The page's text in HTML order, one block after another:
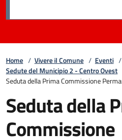
Home / Vivere il Comune / Eventi /
Sedute del Municipio 2 - Centro Ovest
Seduta della Prima Commissione
Seduta della
Commissione